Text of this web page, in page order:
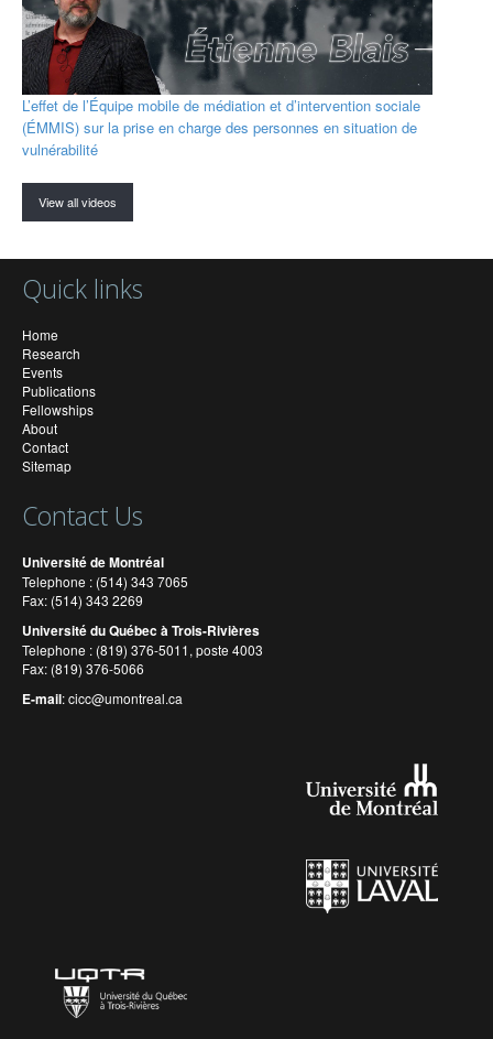
L’effet de l’Équipe mobile de médiation et d’intervention sociale
(ÉMMIS) sur la prise en charge des personnes en situation de
vulnérabilité
View all videos
Quick links
Home
Research
Events
Publications
Fellowships
About
Contact
Sitemap
Contact Us
Université de Montréal
Telephone : (514) 343 7065
Fax: (514) 343 2269
Université du Québec à Trois-Rivières
Telephone : (819) 376-5011, poste 4003
Fax: (819) 376-5066
E-mail:cicc@umontreal.ca